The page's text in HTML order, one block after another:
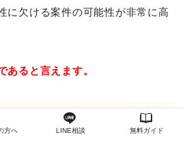
に欠ける案件の可能性が非常に高
あると言えます。
とする場合は
方へ LINE相談 無料ガイド